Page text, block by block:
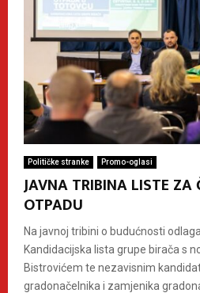
Političke stranke Promo-oglasi
JAVNA TRIBINA LISTE ZA
OTPADU
Na javnoj tribini o budućnosti
Kandidacijska lista grupe birača s
Bistrovićem te nezavisnim
gradonačelnika i zamjenika